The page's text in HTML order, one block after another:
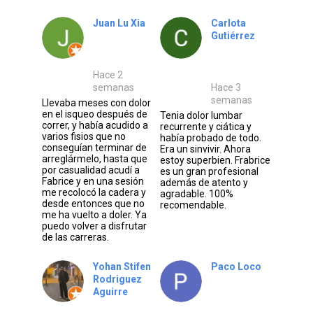
Juan Lu Xia
Hace 2
semanas
Llevaba meses con dolor
en el isqueo después de
correr, y había acudido a
varios fisios que no
conseguían terminar de
arreglármelo, hasta que
por casualidad acudí a
Fabrice y en una sesión
me recolocó la cadera y
desde entonces que no
me ha vuelto a doler. Ya
puedo volver a disfrutar
de las carreras.
Carlota
Gutiérrez
Hace 3
semanas
Tenia dolor lumbar
recurrente y ciática y
había probado de todo.
Era un sinvivir. Ahora
estoy superbien. Frabrice
es un gran profesional
además de atento y
agradable. 100%
recomendable.
Yohan Stifen
Rodriguez
Aguirre
Paco Loco